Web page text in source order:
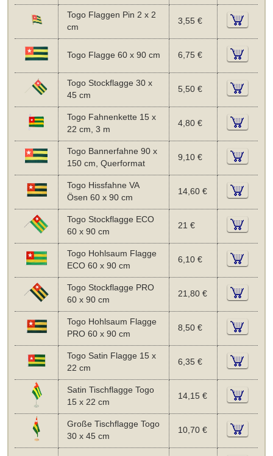
Togo Flaggen Pin 2 x 2
cm
3,55 €
Togo Flagge 60 x 90 cm 6,75 €
Togo Stockflagge 30 x
45 cm
5,50 €
Togo Fahnenkette 15 x
22 cm, 3 m
4,80 €
Togo Bannerfahne 90 x
150 cm, Querformat
9,10 €
Togo Hissfahne VA
Ösen 60 x 90 cm
14,60 €
Togo Stockflagge ECO
60 x 90 cm
21 €
Togo Hohlsaum Flagge
ECO 60 x 90 cm
6,10 €
Togo Stockflagge PRO
60 x 90 cm
21,80 €
Togo Hohlsaum Flagge
PRO 60 x 90 cm
8,50 €
Togo Satin Flagge 15 x
22 cm
6,35 €
Satin Tischflagge Togo
15 x 22 cm
14,15 €
Große Tischflagge Togo
30 x 45 cm
10,70 €